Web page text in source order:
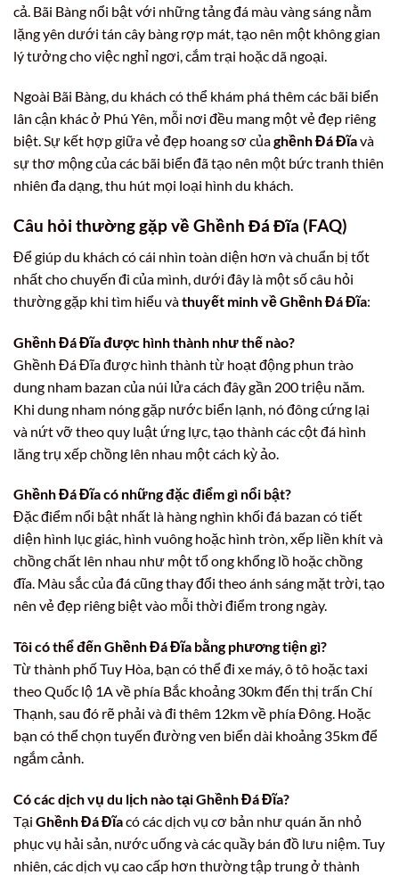
cả. Bãi Bàng nổi bật với những tảng đá màu vàng sáng nằm
lặng yên dưới tán cây bàng rợp mát, tạo nên một không gian
lý tưởng cho việc nghỉ ngơi, cắm trại hoặc dã ngoại.
Ngoài Bãi Bàng, du khách có thể khám phá thêm các bãi biển
lân cận khác ở Phú Yên, mỗi nơi đều mang một vẻ đẹp riêng
biệt. Sự kết hợp giữa vẻ đẹp hoang sơ củaghềnh Đá Đĩavà
sự thơ mộng của các bãi biển đã tạo nên một bức tranh thiên
nhiên đa dạng, thu hút mọi loại hình du khách.
Câu hỏi thường gặp về Ghềnh Đá Đĩa (FAQ)
Để giúp du khách có cái nhìn toàn diện hơn và chuẩn bị tốt
nhất cho chuyến đi của mình, dưới đây là một số câu hỏi
thường gặp khi tìm hiểu vàthuyết minh về Ghềnh Đá Đĩa:
Ghềnh Đá Đĩa được hình thành như thế nào?
Ghềnh Đá Đĩa được hình thành từ hoạt động phun trào
dung nham bazan của núi lửa cách đây gần 200 triệu năm.
Khi dung nham nóng gặp nước biển lạnh, nó đông cứng lại
và nứt vỡ theo quy luật ứng lực, tạo thành các cột đá hình
lăng trụ xếp chồng lên nhau một cách kỳ ảo.
Ghềnh Đá Đĩa có những đặc điểm gì nổi bật?
Đặc điểm nổi bật nhất là hàng nghìn khối đá bazan có tiết
diện hình lục giác, hình vuông hoặc hình tròn, xếp liền khít và
chồng chất lên nhau như một tổ ong khổng lồ hoặc chồng
đĩa. Màu sắc của đá cũng thay đổi theo ánh sáng mặt trời, tạo
nên vẻ đẹp riêng biệt vào mỗi thời điểm trong ngày.
Tôi có thể đến Ghềnh Đá Đĩa bằng phương tiện gì?
Từ thành phố Tuy Hòa, bạn có thể đi xe máy, ô tô hoặc taxi
theo Quốc lộ 1A về phía Bắc khoảng 30km đến thị trấn Chí
Thạnh, sau đó rẽ phải và đi thêm 12km về phía Đông. Hoặc
bạn có thể chọn tuyến đường ven biển dài khoảng 35km để
ngắm cảnh.
Có các dịch vụ du lịch nào tại Ghềnh Đá Đĩa?
Tại Ghềnh Đá Đĩacó các dịch vụ cơ bản như quán ăn nhỏ
phục vụ hải sản, nước uống và các quầy bán đồ lưu niệm. Tuy
nhiên, các dịch vụ cao cấp hơn thường tập trung ở thành